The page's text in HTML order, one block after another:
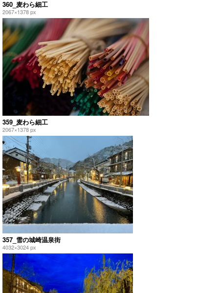
360_麦わら細工
2067×1378 px
359_麦わら細工
2067×1378 px
357_雪の城崎温泉街
4032×3024 px